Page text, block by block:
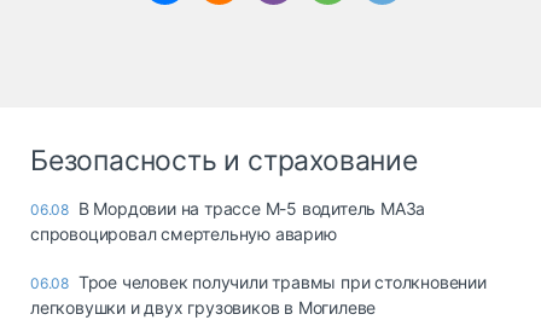
Безопасность и страхование
06.08 В Мордовии на трассе М-5 водитель МАЗа
спровоцировал смертельную аварию
06.08 Трое человек получили травмы при столкновении
легковушки и двух грузовиков в Могилеве